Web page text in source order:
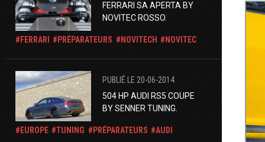
FERRARI SA APERTA BY
NOVITEC ROSSO.
FERRARI PRÉPARATEURS NOVITECH NOVITEC
PUBLIÉ LE 20-06-2014
504 HP AUDI RS5 COUPE
BY SENNER TUNING.
EUROPE TUNING PRÉPARATEURS AUDI